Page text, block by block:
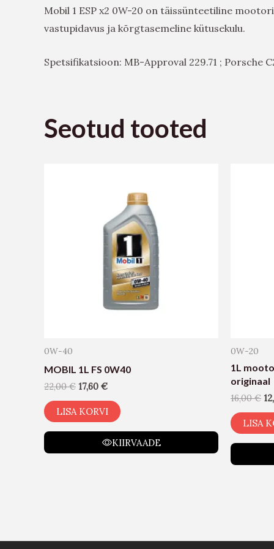
Mobil 1 ESP x2 0W-20 on täissünteetiline
vastupidavus ja kõrgtasemeline kütusekulu.
Spetsifikatsioon: MB-Approval 229.71 ; Porsche
Seotud tooted
0W-40
MOBIL 1L FS 0W40
22,00€ 17,60 €
LISA KORVI
KIIRVAADE
0W-20
1L
originaal
16,00€
LISA